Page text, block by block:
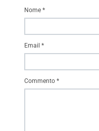
Commento *
Nome *
Email *